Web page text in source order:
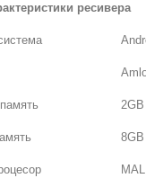
ресивера
2GB
8GB